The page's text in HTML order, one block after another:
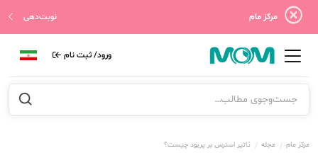
مرکز مام نوبت‌دهی
ورود/ ثبت نام
مرکز مام مجله تاثیر استرس بر پریود چیست؟